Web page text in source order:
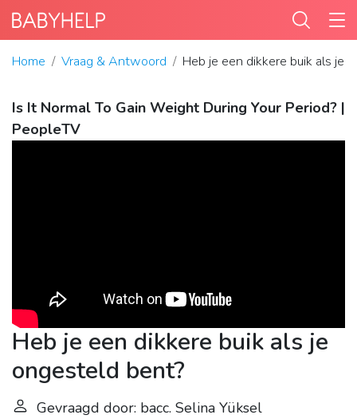
Home Vraag & Antwoord Heb je een dikkere buik als je
Is It Normal To Gain Weight During Your Period? |
PeopleTV
Heb je een dikkere buik als je
ongesteld bent?
Gevraagd door: bacc. Selina Yüksel